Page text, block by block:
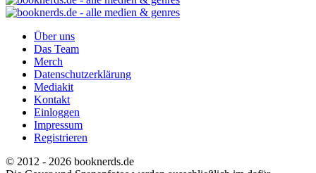
Über uns
Das Team
Merch
Datenschutzerklärung
Mediakit
Kontakt
Einloggen
Impressum
Registrieren
© 2012 - 2026 booknerds.de